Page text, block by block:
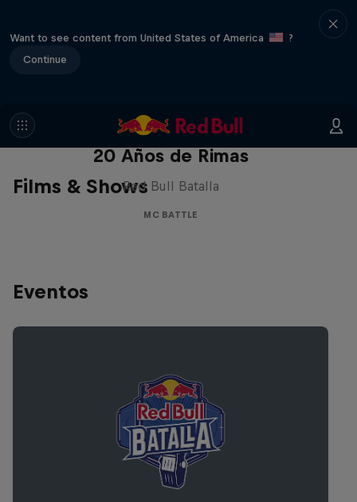
Want to see content from United States of America
?
Continue
Films & Shows
Red Bull Batalla Nueva Historia:
20 Años de Rimas
Red Bull Batalla
MC BATTLE
Eventos